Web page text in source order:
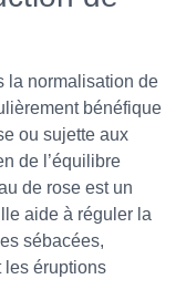
la normalisation de
bénéfique
ou sujette aux
de l’équilibre
de rose est un
aide à réguler la
sébacées,
les éruptions